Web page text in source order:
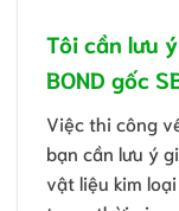
Tôi cần lưu
BOND gốc
Việc thi công
bạn cần lưu ý
vật liệu kim